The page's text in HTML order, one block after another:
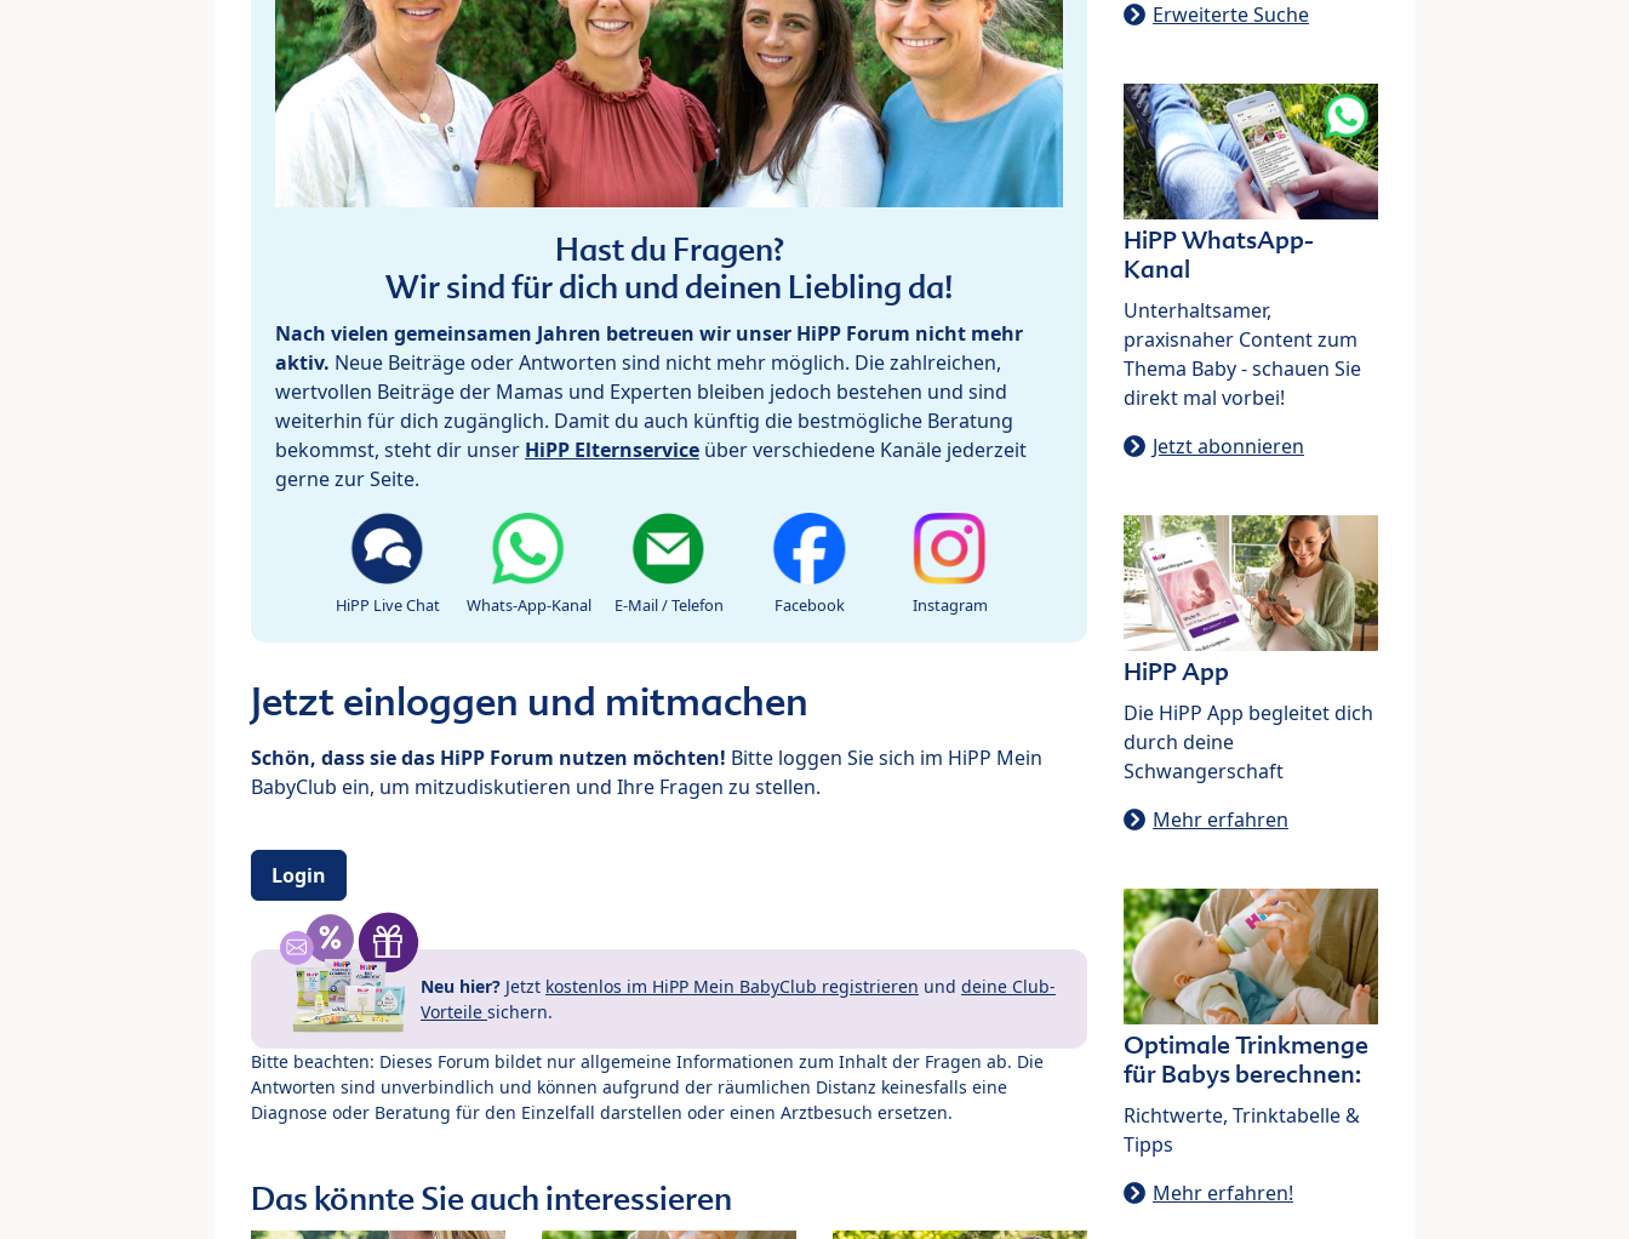
Hast du Fragen?
Wir sind für dich und deinen Liebling da!
Nach vielen gemeinsamen Jahren betreuen wir unser HiPP Forum nicht mehr
aktiv. Neue Beiträge oder Antworten sind nicht mehr möglich. Die zahlreichen,
wertvollen Beiträge der Mamas und Experten bleiben jedoch bestehen und sind
weiterhin für dich zugänglich. Damit du auch künftig die bestmögliche Beratung
bekommst, steht dir unser HiPP Elternservice über verschiedene Kanäle jederzeit
gerne zur Seite.
HiPP Live Chat Whats-App-Kanal E-Mail / Telefon Facebook Instagram
Jetzt einloggen und mitmachen
Schön, dass sie das HiPP Forum nutzen möchten! Bitte loggen Sie sich im HiPP Mein
BabyClub ein, um mitzudiskutieren und Ihre Fragen zu stellen.
Login
Neu hier? Jetzt kostenlos im HiPP Mein BabyClub registrieren und deine Club-
Vorteile sichern.
Bitte beachten: Dieses Forum bildet nur allgemeine Informationen zum Inhalt der Fragen ab. Die
Antworten sind unverbindlich und können aufgrund der räumlichen Distanz keinesfalls eine
Diagnose oder Beratung für den Einzelfall darstellen oder einen Arztbesuch ersetzen.
Das könnte Sie auch interessieren
Erweiterte Suche
HiPP WhatsApp-
Kanal
Unterhaltsamer,
praxisnaher Content zum
Thema Baby - schauen Sie
direkt mal vorbei!
Jetzt abonnieren
HiPP App
Die HiPP App begleitet dich
durch deine
Schwangerschaft
Mehr erfahren
Optimale Trinkmenge
für Babys berechnen:
Richtwerte, Trinktabelle &
Tipps
Mehr erfahren!